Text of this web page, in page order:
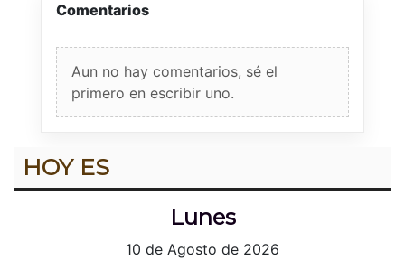
Comentarios
Aun no hay comentarios, sé el
primero en escribir uno.
HOY ES
Lunes
10 de Agosto de 2026